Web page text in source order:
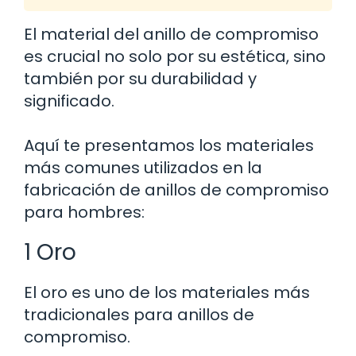
El material del anillo de compromiso
es crucial no solo por su estética, sino
también por su durabilidad y
significado.
Aquí te presentamos los materiales
más comunes utilizados en la
fabricación de anillos de compromiso
para hombres:
1 Oro
El oro es uno de los materiales más
tradicionales para anillos de
compromiso.